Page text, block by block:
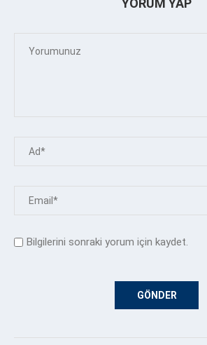
Bilgilerini sonraki yorum için kaydet.